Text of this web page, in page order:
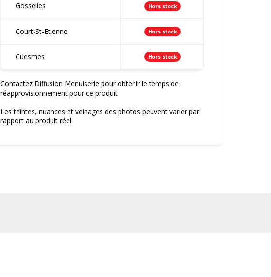
Gosselies Hors stock
Court-St-Etienne Hors stock
Cuesmes Hors stock
Contactez Diffusion Menuiserie pour obtenir le temps de
réapprovisionnement pour ce produit
Les teintes, nuances et veinages des photos peuvent varier par
rapport au produit réel